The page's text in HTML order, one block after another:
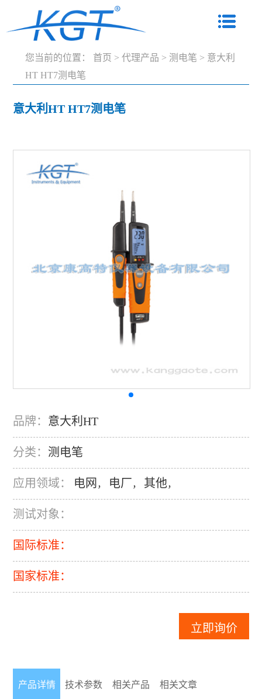
您当前的位置： 首页 > 代理产品 > 测电笔 > 意大利
HT HT7测电笔
意大利HT HT7测电笔
品牌： 意大利HT
分类： 测电笔
应用领域： 电网 ， 电厂， 其他，
测试对象：
国际标准：
国家标准：
立即询价
产品详情 技术参数 相关产品 相关文章